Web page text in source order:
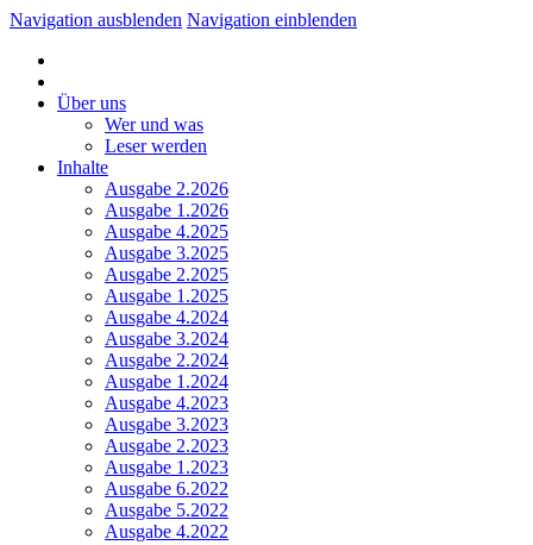
Navigation ausblenden Navigation einblenden
Über uns
Wer und was
Leser werden
Inhalte
Ausgabe 2.2026
Ausgabe 1.2026
Ausgabe 4.2025
Ausgabe 3.2025
Ausgabe 2.2025
Ausgabe 1.2025
Ausgabe 4.2024
Ausgabe 3.2024
Ausgabe 2.2024
Ausgabe 1.2024
Ausgabe 4.2023
Ausgabe 3.2023
Ausgabe 2.2023
Ausgabe 1.2023
Ausgabe 6.2022
Ausgabe 5.2022
Ausgabe 4.2022